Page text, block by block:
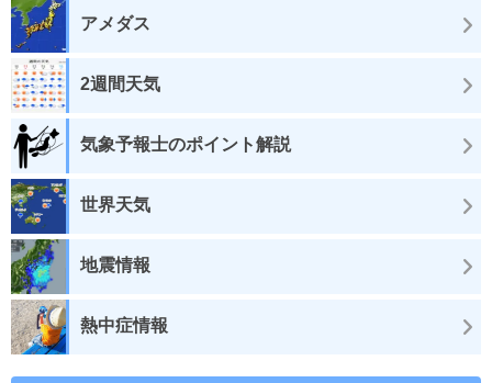
アメダス
2週間天気
気象予報士のポイント解説
世界天気
地震情報
熱中症情報